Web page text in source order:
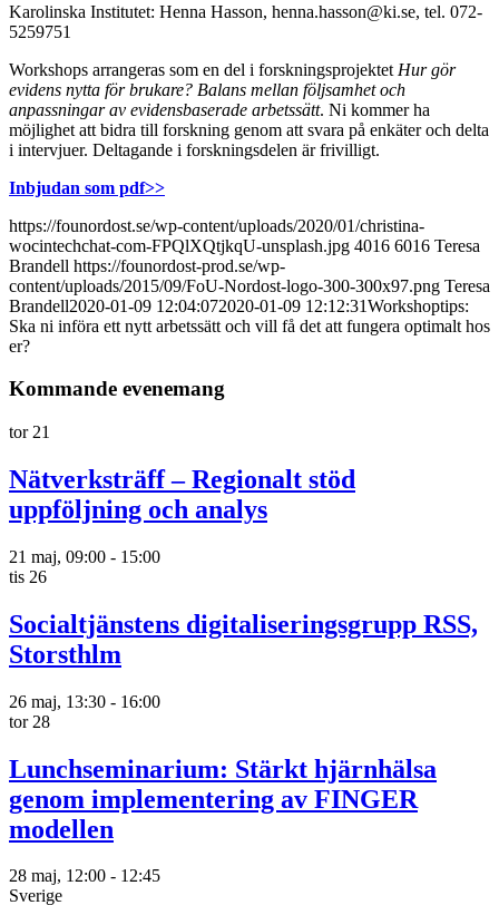
Karolinska Institutet: Henna Hasson, henna.hasson@ki.se, tel. 072-
5259751
Workshops arrangeras som en del i forskningsprojektet Hur gör
evidens nytta för brukare? Balans mellan följsamhet och
anpassningar av evidensbaserade arbetssätt. Ni kommer ha
möjlighet att bidra till forskning genom att svara på enkäter och delta
i intervjuer. Deltagande i forskningsdelen är frivilligt.
Inbjudan som pdf>>
https://founordost.se/wp-content/uploads/2020/01/christina-
wocintechchat-com-FPQlXQtjkqU-unsplash.jpg 4016 6016 Teresa
Brandell https://founordost-prod.se/wp-
content/uploads/2015/09/FoU-Nordost-logo-300-300x97.png Teresa
Brandell2020-01-09 12:04:072020-01-09 12:12:31Workshoptips:
Ska ni införa ett nytt arbetssätt och vill få det att fungera optimalt hos
er?
Kommande evenemang
tor 21
Nätverksträff – Regionalt stöd
uppföljning och analys
21 maj, 09:00 - 15:00
tis 26
Socialtjänstens digitaliseringsgrupp RSS,
Storsthlm
26 maj, 13:30 - 16:00
tor 28
Lunchseminarium: Stärkt hjärnhälsa
genom implementering av FINGER
modellen
28 maj, 12:00 - 12:45
Sverige